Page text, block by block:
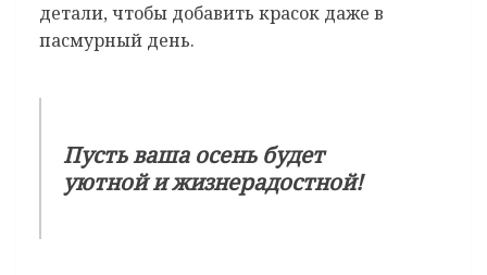
детали, чтобы добавить красок даже в
пасмурный день.
Пусть ваша осень будет
уютной и жизнерадостной!